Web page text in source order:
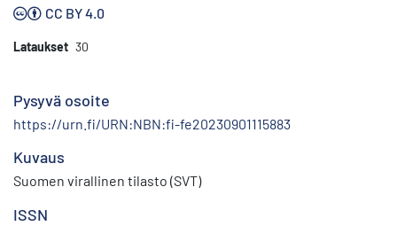
CC BY 4.0
Lataukset 30
Pysyvä osoite
https://urn.fi/URN:NBN:fi-fe20230901115883
Kuvaus
Suomen virallinen tilasto (SVT)
ISSN